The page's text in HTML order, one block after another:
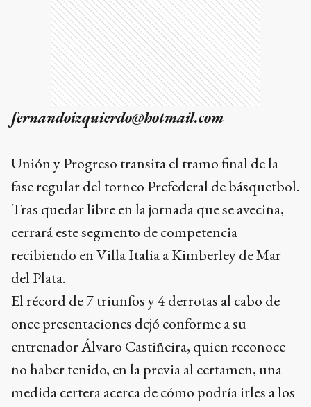
Unión y Progreso transita el tramo final de la
fase regular del torneo Prefederal de básquetbol.
Tras quedar libre en la jornada que se avecina,
cerrará este segmento de competencia
recibiendo en Villa Italia a Kimberley de Mar
del Plata.
El récord de 7 triunfos y 4 derrotas al cabo de
once presentaciones dejó conforme a su
entrenador Álvaro Castiñeira, quien reconoce
no haber tenido, en la previa al certamen, una